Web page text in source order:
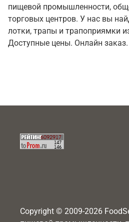
пищевой промышленности,
торговых центров. У нас вы
лотки, трапы и трапоприямки
Доступные цены. Онлайн заказ.
Copyright © 2009-2026